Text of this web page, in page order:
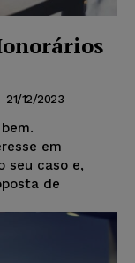
21/12/2023
em
seu caso e,
de